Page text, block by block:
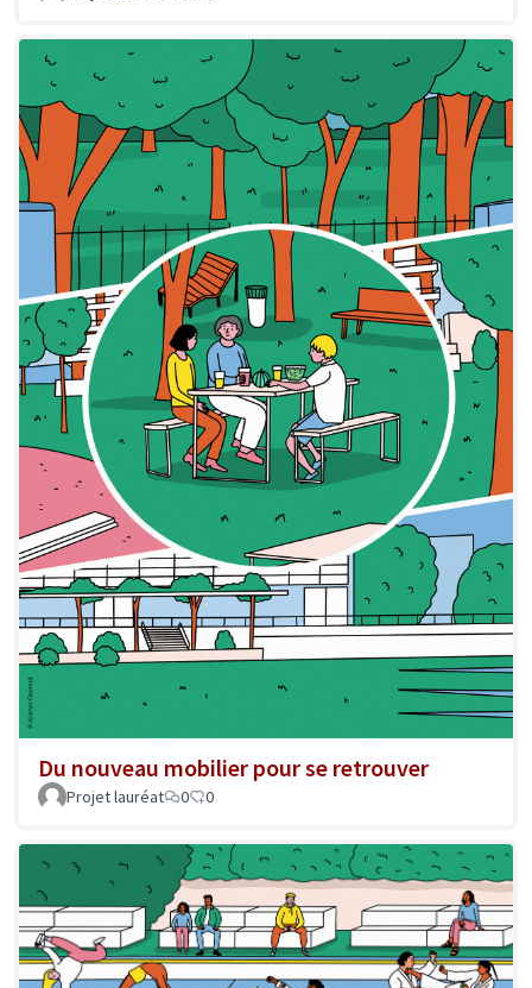
Du nouveau mobilier pour se retrouver
Projet lauréat 0 0